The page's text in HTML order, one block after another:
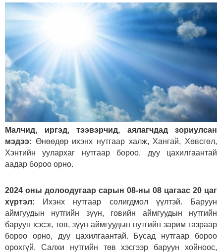
Малчид, иргэд, тээвэрчид, аялагчдад зориулсан
мэдээ: Өнөөдөр ихэнх нутгаар халж, Хангай, Хөвсгөл,
Хэнтийн уулархаг нутгаар бороо, дуу цахилгаантай
аадар бороо орно.
2024 оны долоодугаар сарын 08-ны 08 цагаас 20 цаг
хүртэл: Ихэнх нутгаар солигдмол үүлтэй. Баруун
аймгуудын нутгийн зүүн, говийн аймгуудын нутгийн
баруун хэсэг, төв, зүүн аймгуудын нутгийн зарим газраар
бороо орно, дуу цахилгаантай. Бусад нутгаар бороо
орохгүй. Салхи нутгийн төв хэсгээр баруун хойноос,